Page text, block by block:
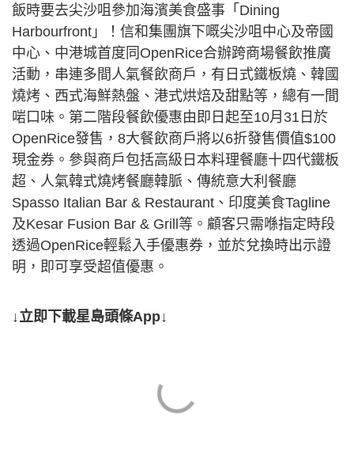
飯時要去尖沙咀參加海濱美食盛事「Dining
Harbourfront」！信和集團旗下嘅尖沙咀中心及帝國
中心、中港城首度同OpenRice合辦跨商場餐飲推廣
活動，串連多間人氣餐飲商戶，有日式鐵板燒、韓國
燒烤、西式海鮮熱盤、港式烘焙及甜點等，總有一間
啱口味。第二階段餐飲優惠由即日起至10月31日於
OpenRice發售，8大餐飲商戶將以6折發售價值$100
現金券。參與商戶包括高級日本料理餐廳十四代鐵板
超、人氣韓式燒烤餐廳韓脈、傳統意大利餐廳
Spasso Italian Bar & Restaurant、印度美食Tagline
及Kesar Fusion Bar & Grill等。顧客只需喺指定時段
透過OpenRice輕鬆入手優惠券，並於兌換時出示證
明，即可享受超值優惠。
↓立即下載星島頭條App↓